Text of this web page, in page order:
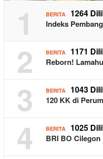
1 BERITA 1264
Indeks
2 BERITA 1171
Reborn!
3 BERITA 1043
120 KK di
4 BERITA 1025
BRI BO